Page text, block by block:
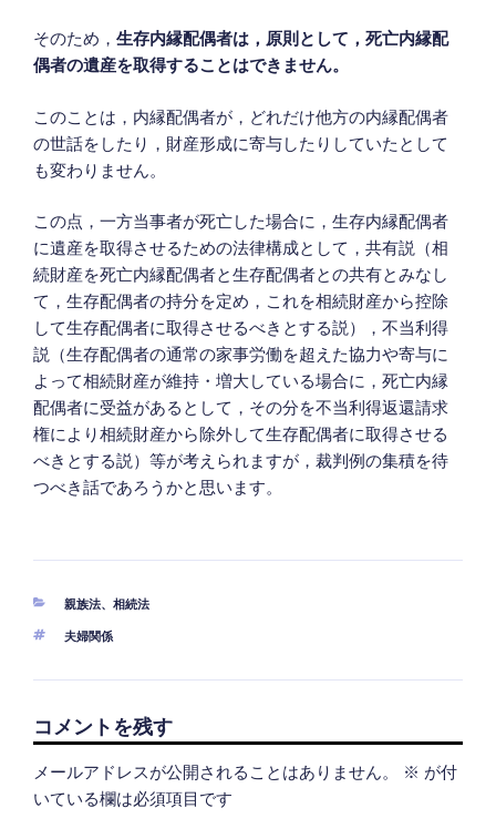
そのため， 生存内縁配偶者は，原則として，死亡内縁配
偶者の遺産を取得することはできません。
このことは，内縁配偶者が，どれだけ他方の内縁配偶者
の世話をしたり，財産形成に寄与したりしていたとして
も変わりません。
この点，一方当事者が死亡した場合に，生存内縁配偶者
に遺産を取得させるための法律構成として，共有説（相
続財産を死亡内縁配偶者と生存配偶者との共有とみなし
て，生存配偶者の持分を定め，これを相続財産から控除
して生存配偶者に取得させるべきとする説），不当利得
説（生存配偶者の通常の家事労働を超えた協力や寄与に
よって相続財産が維持・増大している場合に，死亡内縁
配偶者に受益があるとして，その分を不当利得返還請求
権により相続財産から除外して生存配偶者に取得させる
べきとする説）等が考えられますが，裁判例の集積を待
つべき話であろうかと思います。
カ
ゴ
ー
親族法、 相続法
タ
夫婦関係
コメントを残す
メールアドレスが公開されることはありません。 ※ が付
いている欄は必須項目です